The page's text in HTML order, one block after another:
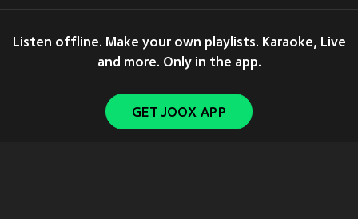
Listen offline. Make your own playlists. Karaoke, Live
and more. Only in the app.
GET JOOX APP